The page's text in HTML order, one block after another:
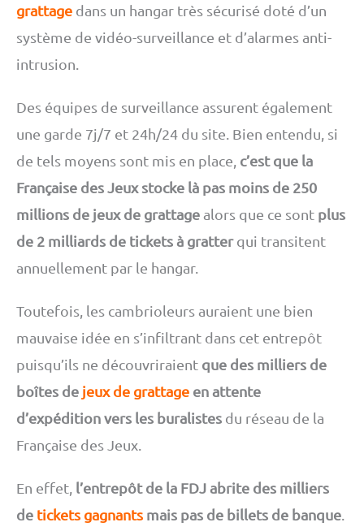
grattage dans un hangar très sécurisé doté d’un
système de vidéo-surveillance et d’alarmes anti-
intrusion.
Des équipes de surveillance assurent également
une garde 7j/7 et 24h/24 du site. Bien entendu, si
de tels moyens sont mis en place, c’est que la
Française des Jeux stocke là pas moins de 250
millions de jeux de grattage alors que ce sont plus
de 2 milliards de tickets à gratterqui transitent
annuellement par le hangar.
Toutefois, les cambrioleurs auraient une bien
mauvaise idée en s’infiltrant dans cet entrepôt
puisqu’ils ne découvriraient que des milliers de
boîtes de jeux de grattage en attente
d’expédition vers les buralistes du réseau de la
Française des Jeux.
En effet, l’entrepôt de la FDJ abrite des milliers
de tickets gagnants mais pas de billets de banque